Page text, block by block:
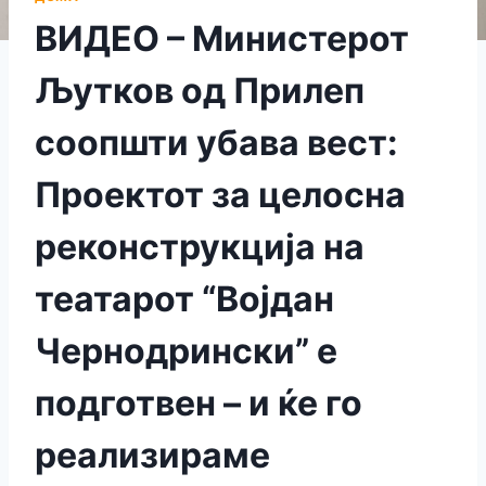
ВИДЕО – Министерот
Љутков од Прилеп
соопшти убава вест:
Проектот за целосна
реконструкција на
театарот “Војдан
Чернодрински” е
подготвен – и ќе го
реализираме